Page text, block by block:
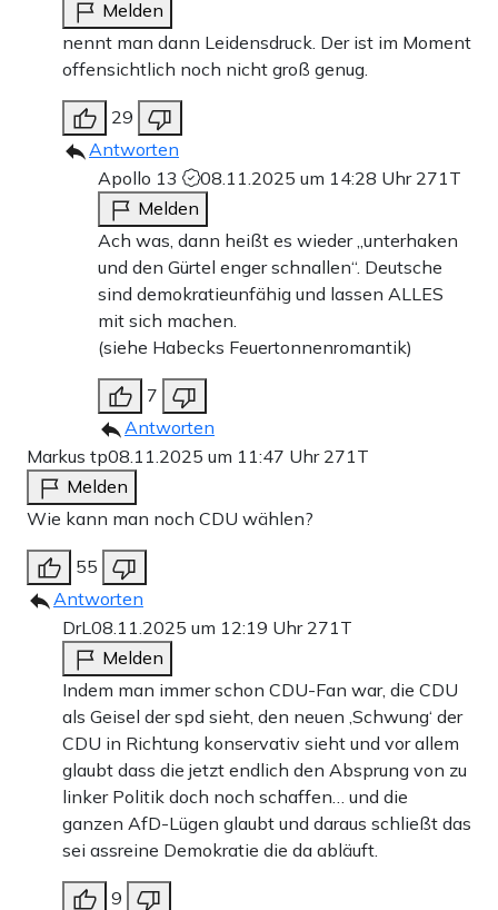
Melden
nennt man dann Leidensdruck. Der ist im Moment
offensichtlich noch nicht groß genug.
29
Antworten
Apollo 13
08.11.2025 um 14:28 Uhr 271T
Melden
Ach was, dann heißt es wieder „unterhaken
und den Gürtel enger schnallen“. Deutsche
sind demokratieunfähig und lassen ALLES
mit sich machen.
(siehe Habecks Feuertonnenromantik)
7
Antworten
Markus tp08.11.2025 um 11:47 Uhr 271T
Melden
Wie kann man noch CDU wählen?
55
Antworten
DrL 08.11.2025 um 12:19 Uhr 271T
Melden
Indem man immer schon CDU-Fan war, die CDU
als Geisel der spd sieht, den neuen ‚Schwung‘ der
CDU in Richtung konservativ sieht und vor allem
glaubt dass die jetzt endlich den Absprung von zu
linker Politik doch noch schaffen… und die
ganzen AfD-Lügen glaubt und daraus schließt das
sei assreine Demokratie die da abläuft.
9